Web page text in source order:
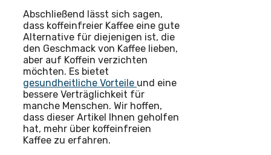
Abschließend lässt sich sagen,
dass koffeinfreier Kaffee eine gute
Alternative für diejenigen ist, die
den Geschmack von Kaffee lieben,
aber auf Koffein verzichten
möchten. Es bietet
gesundheitliche Vorteile und eine
bessere Verträglichkeit für
manche Menschen. Wir hoffen,
dass dieser Artikel Ihnen geholfen
hat, mehr über koffeinfreien
Kaffee zu erfahren.